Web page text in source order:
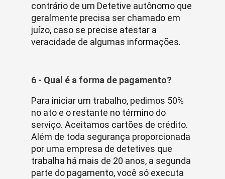
contrário de um Detetive autônomo que
geralmente precisa ser chamado em
juízo, caso se precise atestar a
veracidade de algumas informações.
6 - Qual é a forma de pagamento?
Para iniciar um trabalho, pedimos 50%
no ato e o restante no término do
serviço. Aceitamos cartões de crédito.
Além de toda segurança proporcionada
por uma empresa de detetives que
trabalha há mais de 20 anos, a segunda
parte do pagamento, você só executa